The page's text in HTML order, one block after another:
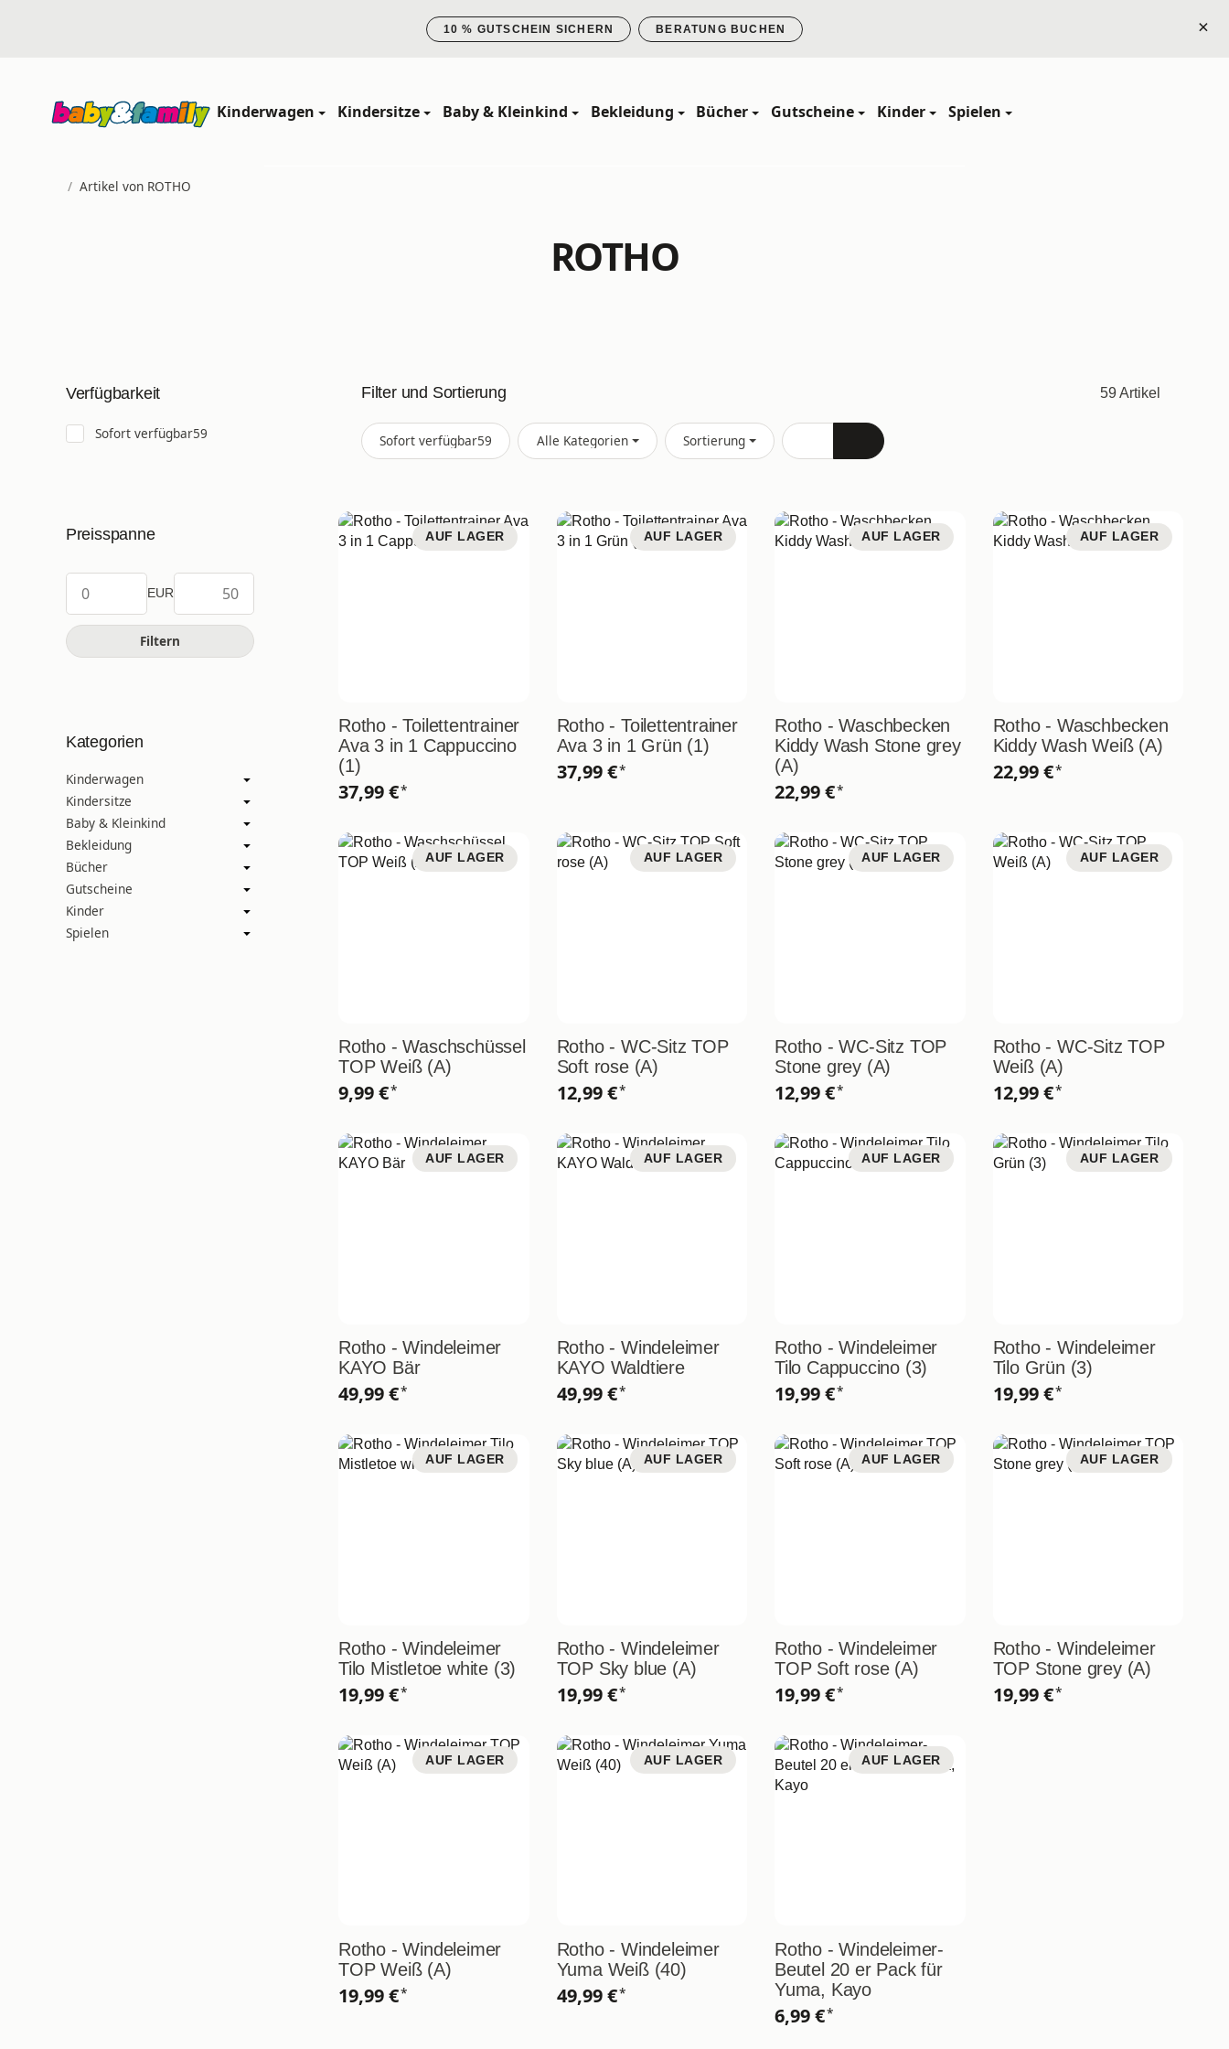
10 % GUTSCHEIN SICHERN BERATUNG BUCHEN ×
Kinderwagen Kindersitze Baby & Kleinkind Bekleidung Bücher Gutscheine Kinder Spielen
/ Artikel von ROTHO
ROTHO
Filter und Sortierung 59 Artikel
Sofort verfügbar59 Artikel gefunden
Alle Kategorien Sortierung
AUF LAGER
Rotho - Toilettentrainer
Ava 3 in 1 Cappuccino
(1)
37,99 €*
AUF LAGER
Rotho - Toilettentrainer
Ava 3 in 1 Grün (1)
37,99 €*
AUF LAGER
Rotho - Waschbecken
Kiddy Wash Stone grey
(A)
22,99 €*
AUF LAGER
Rotho - Waschbecken
Kiddy Wash Weiß (A)
22,99 €*
AUF LAGER
Rotho - Waschschüssel
TOP Weiß (A)
9,99 €*
AUF LAGER
Rotho - WC-Sitz TOP
Soft rose (A)
12,99 €*
AUF LAGER
Rotho - WC-Sitz TOP
Stone grey (A)
12,99 €*
AUF LAGER
Rotho - WC-Sitz TOP
Weiß (A)
12,99 €*
AUF LAGER
Rotho - Windeleimer
KAYO Bär
49,99 €*
AUF LAGER
Rotho - Windeleimer
KAYO Waldtiere
49,99 €*
AUF LAGER
Rotho - Windeleimer
Tilo Cappuccino (3)
19,99 €*
AUF LAGER
Rotho - Windeleimer
Tilo Grün (3)
19,99 €*
AUF LAGER
Rotho - Windeleimer
Tilo Mistletoe white (3)
19,99 €*
AUF LAGER
Rotho - Windeleimer
TOP Sky blue (A)
19,99 €*
AUF LAGER
Rotho - Windeleimer
TOP Soft rose (A)
19,99 €*
AUF LAGER
Rotho - Windeleimer
TOP Stone grey (A)
19,99 €*
AUF LAGER
Rotho - Windeleimer
TOP Weiß (A)
19,99 €*
AUF LAGER
Rotho - Windeleimer
Yuma Weiß (40)
49,99 €*
AUF LAGER
Rotho - Windeleimer-
Beutel 20 er Pack für
Yuma, Kayo
6,99 €*
Verfügbarkeit
Sofort verfügbar59Artikel gefunden
Preisspanne
EUR
Filtern
Kategorien
Kinderwagen
Kindersitze
Baby & Kleinkind
Bekleidung
Bücher
Gutscheine
Kinder
Spielen